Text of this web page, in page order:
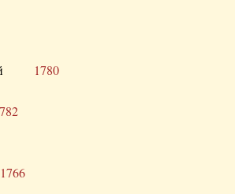
1780
1766